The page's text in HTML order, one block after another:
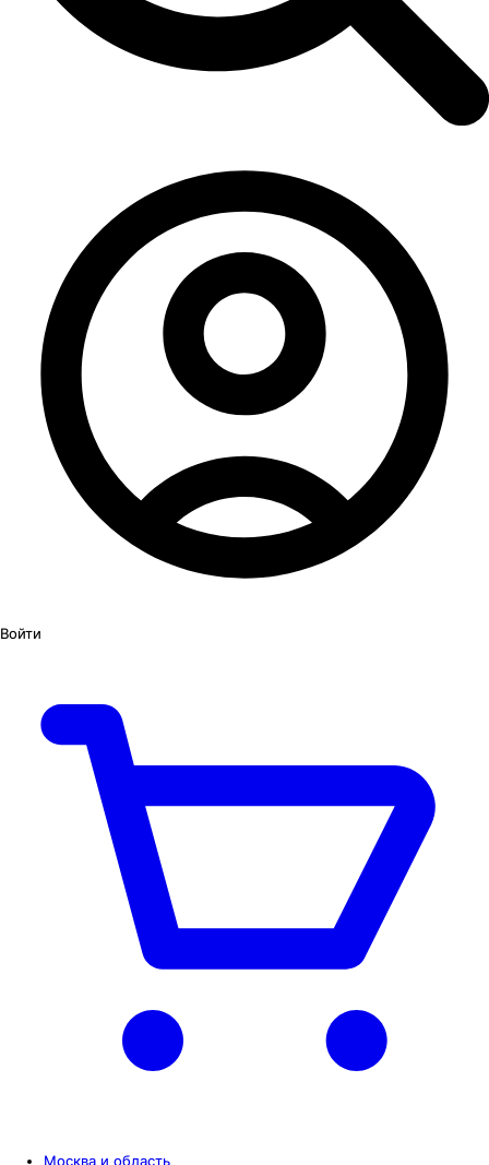
Войти
Москва и область